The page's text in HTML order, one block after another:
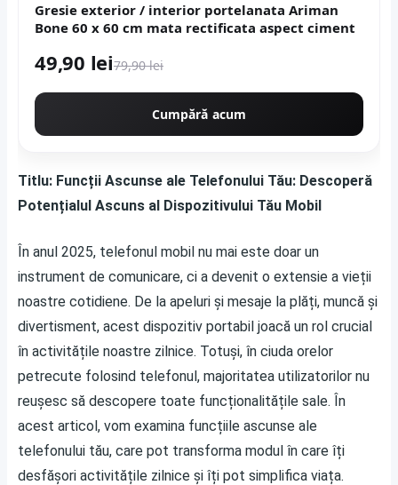
Gresie exterior / interior portelanata Ariman
Bone 60 x 60 cm mata rectificata aspect ciment
49,90 lei79,90 lei
Cumpără acum
Titlu: Funcții Ascunse ale Telefonului Tău: Descoperă
Potențialul Ascuns al Dispozitivului Tău Mobil
În anul 2025, telefonul mobil nu mai este doar un
instrument de comunicare, ci a devenit o extensie a vieții
noastre cotidiene. De la apeluri și mesaje la plăți, muncă și
divertisment, acest dispozitiv portabil joacă un rol crucial
în activitățile noastre zilnice. Totuși, în ciuda orelor
petrecute folosind telefonul, majoritatea utilizatorilor nu
reușesc să descopere toate funcționalitățile sale. În
acest articol, vom examina funcțiile ascunse ale
telefonului tău, care pot transforma modul în care îți
desfășori activitățile zilnice și îți pot simplifica viața.